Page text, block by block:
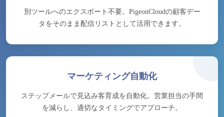
別ツールへのエクスポート不要。PigeonCloudの顧客デー
タをそのまま配信リストとして活用できます。
マーケティング自動化
ステップメールで見込み客育成を自動化。営業担当の手間
を減らし、適切なタイミングでアプローチ。